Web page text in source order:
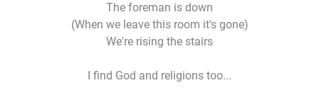
The foreman is down
(When we leave this room it's gone)
We're rising the stairs
I find God and religions too...